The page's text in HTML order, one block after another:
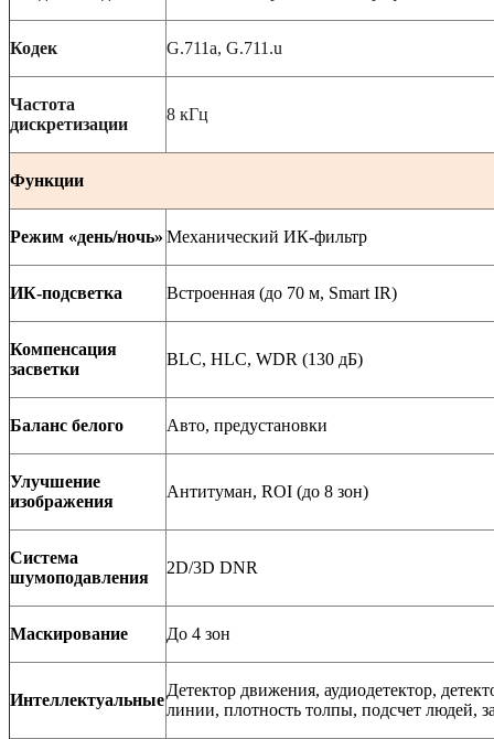
Кодек G.711a, G.711.u
Частота
дискретизации
8 кГц
Функции
Режим «день/ночь» Механический ИК-фильтр
ИК-подсветка Встроенная (до 70 м, Smart IR)
Компенсация
засветки
BLC, HLC, WDR (130 дБ)
Баланс белого Авто, предустановки
Улучшение
изображения
Антитуман, ROI (до 8 зон)
Система
шумоподавления
2D/3D DNR
Маскирование До 4 зон
Интеллектуальные
Детектор движения, аудиодетектор,
линии, плотность толпы, подсчет людей,